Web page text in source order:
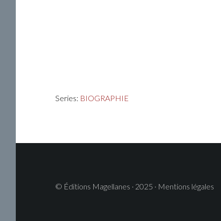
Series: BIOGRAPHIE
© Éditions Magellanes · 2025 · Mentions légales